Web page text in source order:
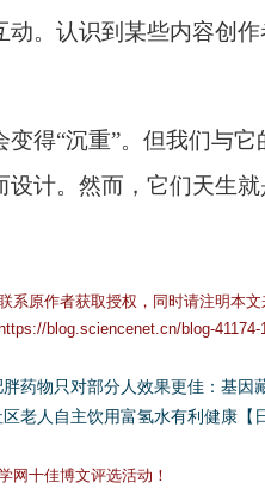
动。认识到某些内容创
变得“沉重”。但我们与
设计。然而，它们天生就
系原作者获取授权，同时请注明本文
https://blog.sciencenet.cn/blog-41174-
胖药物只对部分人效果更佳：基因
区老人自主饮用富氢水有利健康【
网十佳博文评选活动！